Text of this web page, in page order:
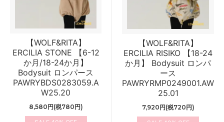
【WOLF&RITA】
ERCILIA STONE 【6-12
か月/18-24か月】
Bodysuit ロンパース
PAWRYBDS0283059.A
W25.20
8,580円(税780円)
【WOLF&RITA】
ERCILIA RISIKO 【18-24
か月】 Bodysuit ロンパ
ース
PAWRYRMP0249001.AW
25.01
7,920円(税720円)